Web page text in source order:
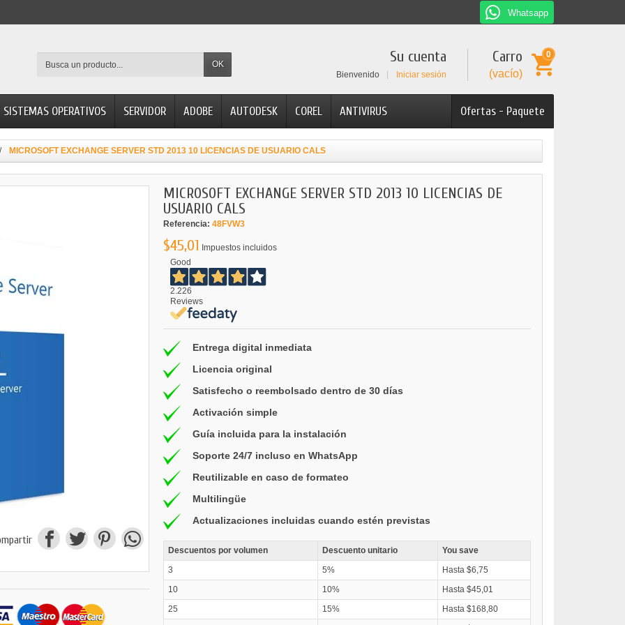
Whatsapp
OK Carro
(vacío)
0
Su cuenta
Bienvenido Iniciar sesión
Ofertas - Paquete
SISTEMAS OPERATIVOS SERVIDOR ADOBE AUTODESK COREL ANTIVIRUS
MICROSOFT EXCHANGE SERVER STD 2013 10 LICENCIAS DE USUARIO CALS
MICROSOFT EXCHANGE SERVER STD 2013 10 LICENCIAS DE
USUARIO CALS
Referencia: 48FVW3
$45,01 Impuestos incluidos
Good
2.226
Reviews
Entrega digital inmediata
Licencia original
Satisfecho o reembolsado dentro de 30 días
Activación simple
Guía incluida para la instalación
Soporte 24/7 incluso en WhatsApp
Reutilizable en caso de formateo
Multilingüe
Actualizaciones incluidas cuando estén previstas
Descuentos por volumen Descuento unitario
You save
3
5%
Hasta $6,75
10
10%
Hasta $45,01
25
15%
Hasta $168,80